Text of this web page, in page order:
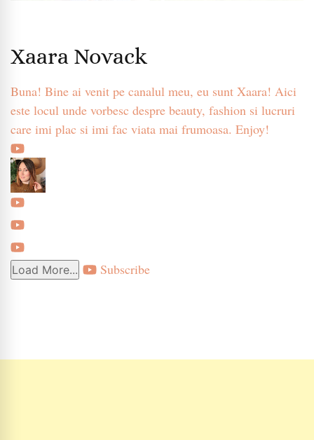
Xaara Novack
Buna! Bine ai venit pe canalul meu, eu sunt Xaara! Aici
este locul unde vorbesc despre beauty, fashion si lucruri
care imi plac si imi fac viata mai frumoasa. Enjoy!
Load More... Subscribe